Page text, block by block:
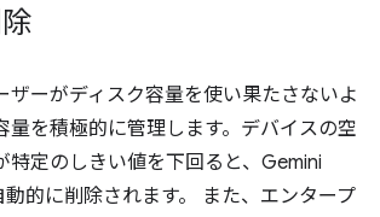
ザーがディスク容量を使い果たさないよ
量を積極的に管理します。デバイスの空
特定のしきい値を下回ると、Gemini
的に削除されます。 また、エンタープ